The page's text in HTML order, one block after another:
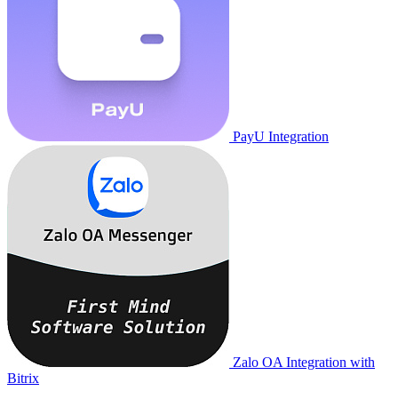
PayU Integration
Zalo OA Integration with
Bitrix